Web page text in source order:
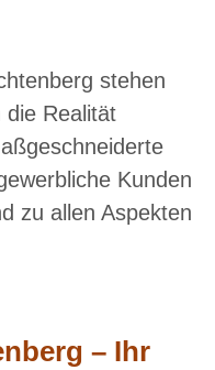
stehen
die Realität
Kunden
zu allen Aspekten
– Ihr